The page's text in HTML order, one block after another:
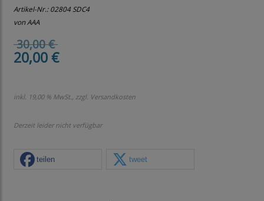
Artikel-Nr.:02804 SDC4
von AAA
30,00 €
20,00 €
inkl. 19,00 % MwSt., zzgl. Versandkosten
Derzeit leider nicht verfügbar
teilen tweet